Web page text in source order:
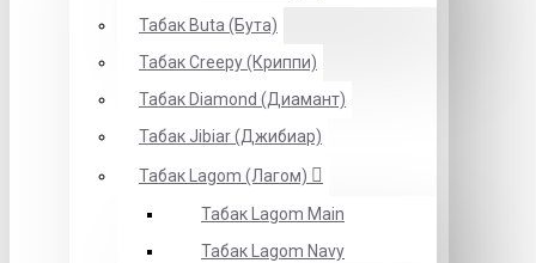
Табак Buta (Бута)
Табак Creepy (Криппи)
Табак Diamond (Диамант)
Табак Jibiar (Джибиар)
Табак Lagom (Лагом)
Табак Lagom Main
Табак Lagom Navy